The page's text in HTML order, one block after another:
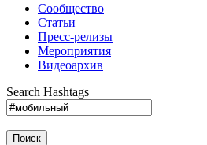
Сообщество
Статьи
Пресс-релизы
Мероприятия
Видеоархив
Search Hashtags
Поиск